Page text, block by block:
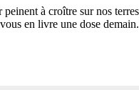
à croître sur nos
en livre une dose demain.